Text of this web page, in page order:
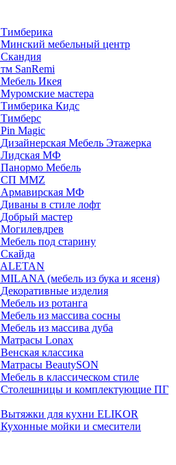
Тимберика
Минский мебельный центр
Скандия
тм SanRemi
Мебель Икея
Муромские мастера
Тимберика Кидс
Тимберс
Pin Magic
Дизайнерская Мебель Этажерка
Лидская МФ
Панормо Мебель
СП ММZ
Армавирская МФ
Диваны в стиле лофт
Добрый мастер
Могилевдрев
Мебель под старину
Скайда
ALETAN
MILANA (мебель из бука и ясеня)
Декоративные изделия
Мебель из ротанга
Мебель из массива сосны
Мебель из массива дуба
Матрасы Lonax
Венская классика
Матрасы BeautySON
Мебель в классическом стиле
Столешницы и комплектующие ПГ
Вытяжки для кухни ELIKOR
Кухонные мойки и смесители